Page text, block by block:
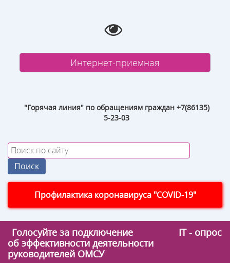
Интернет-приемная
"Горячая линия" по обращениям граждан +7(86135)
5-23-03
Профилактика коронавируса "COVID-19"
Голосуйте за подключение
IT - опрос
об эффективности деятельности
руководителей ОМСУ